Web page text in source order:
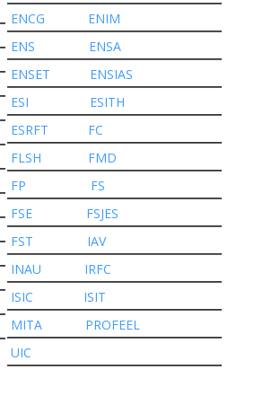
ENCG
ENIM
ENS
ENSA
ENSET
ENSIAS
ESI
ESITH
ESRFT
FC
FLSH
FMD
FP
FS
FSE
FSJES
FST
IAV
INAU
IRFC
ISIC
ISIT
MITA
PROFEEL
UIC